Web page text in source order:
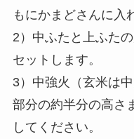
もにかまどさんに入
2）中ふたと上ふた
セットします。
3）中強火（玄米は
部分の約半分の高さ
してください。